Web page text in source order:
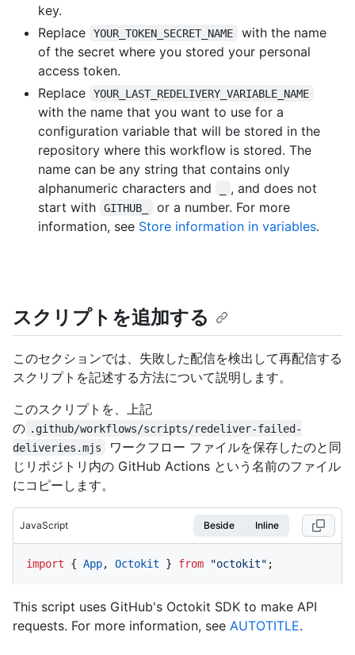
key.
Replace
YOUR_TOKEN_SECRET_NAME
with the name
of the secret where you stored your personal
access token.
Replace
YOUR_LAST_REDELIVERY_VARIABLE_NAME
with the name that you want to use for a
configuration variable that will be stored in the
repository where this workflow is stored. The
name can be any string that contains only
alphanumeric characters and
, and does not
start with
GITHUB_
or a number. For more
information, see Store information in variables.
スクリプトを追加する
このセクションでは、失敗した配信を検出して再配信する
スクリプトを記述する方法について説明します。
このスクリプトを、上記
の .github/workflows/scripts/redeliver-failed-
deliveries.mjs
ワークフロー ファイルを保存したのと同
じリポジトリ内の GitHub Actions という名前のファイル
にコピーします。
JavaScript Beside Inline
import { App, Octokit } from "octokit" ;
This script uses GitHub's Octokit SDK to make API
requests. For more information, see AUTOTITLE.